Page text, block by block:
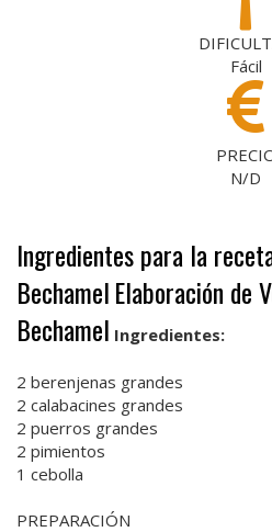
Fácil
N/D
Ingredientes para la
BechamelElaboración de
Bechamel Ingredientes:
2 berenjenas grandes
2 calabacines grandes
2 puerros grandes
2 pimientos
1 cebolla
PREPARACIÓN